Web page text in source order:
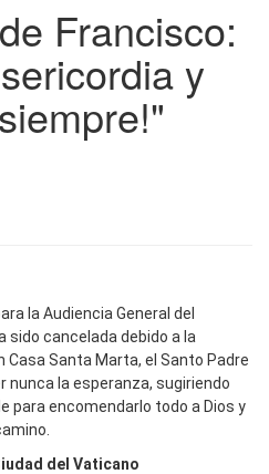
Francisco:
y
la Audiencia General del
sido cancelada debido a la
Santa Marta, el Santo Padre
nunca la esperanza, sugiriendo
para encomendarlo todo a Dios y
del Vaticano